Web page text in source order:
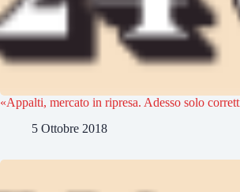
«Appalti, mercato in ripresa. Adesso solo
5 Ottobre 2018